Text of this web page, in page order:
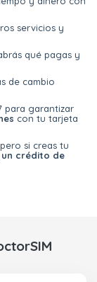
servicios y
qué pagas y
de cambio
para garantizar
con tu tarjeta
si creas tu
un crédito de